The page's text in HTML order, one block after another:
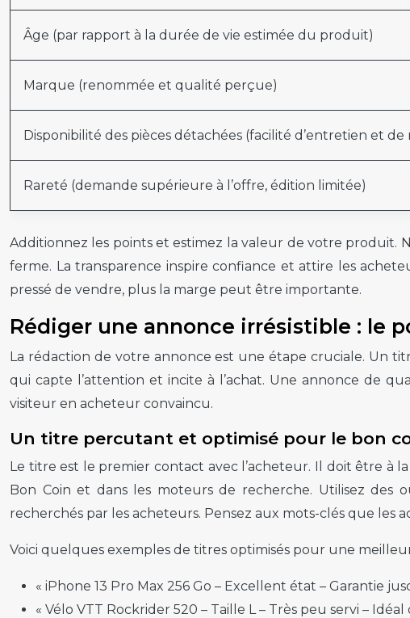
Âge (par rapport à la durée de vie estimée du produit)
Marque (renommée et qualité perçue)
Disponibilité des pièces détachées (facilité d’entretien et de
Rareté (demande supérieure à l’offre, édition limitée)
Additionnez les points et estimez la valeur de votre produit.
ferme. La transparence inspire confiance et attire les
pressé de vendre, plus la marge peut être importante.
Rédiger une annonce irrésistible : le
La rédaction de votre annonce est une étape cruciale. Un
qui capte l’attention et incite à l’achat. Une annonce de
visiteur en acheteur convaincu.
Un titre percutant et optimisé pour le bon
Le titre est le premier contact avec l’acheteur. Il doit être à
Bon Coin et dans les moteurs de recherche. Utilisez
recherchés par les acheteurs. Pensez aux mots-clés que
Voici quelques exemples de titres optimisés pour une
« iPhone 13 Pro Max 256 Go – Excellent état – Garantie
« Vélo VTT Rockrider 520 – Taille L – Très peu servi –